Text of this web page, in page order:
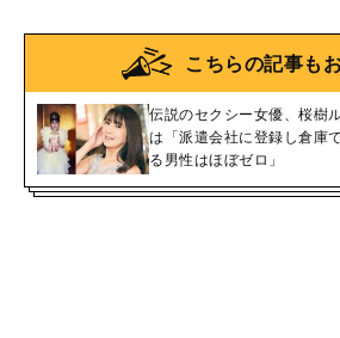
こちらの記事も
伝説のセクシー女優、桜樹
は「派遣会社に登録し倉庫
る男性はほぼゼロ」